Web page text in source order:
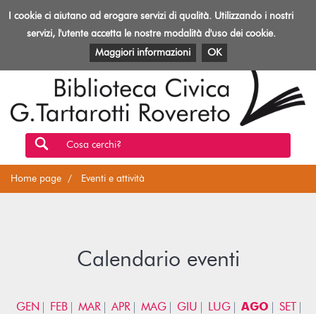
Toggle
Biblioteca
Rovereto
EVENTI E ATTIVITÀ PATRIMONIO E RISORSE
Cosa cerchi?
Home page Eventi e attività
Calendario eventi
GEN FEB MAR APR MAG GIU LUG AGO
SET
I cookie ci aiutano ad erogare servizi di qualità. Utilizzando i nostri
servizi, l'utente accetta le nostre modalità d'uso dei cookie.
Maggiori informazioni
OK